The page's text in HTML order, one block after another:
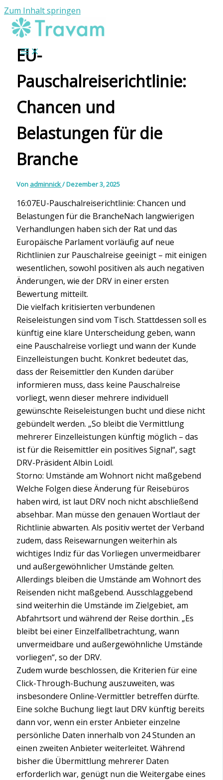
Zum Inhalt springen
EU-
Pauschalreiserichtlinie:
Chancen und
Belastungen für die
Branche
Von adminnick/Dezember 3, 2025
16:07EU-Pauschalreiserichtlinie: Chancen und
Belastungen für die BrancheNach langwierigen
Verhandlungen haben sich der Rat und das
Europäische Parlament vorläufig auf neue
Richtlinien zur Pauschalreise geeinigt – mit einigen
wesentlichen, sowohl positiven als auch negativen
Änderungen, wie der DRV in einer ersten
Bewertung mitteilt.
Die vielfach kritisierten verbundenen
Reiseleistungen sind vom Tisch. Stattdessen soll es
künftig eine klare Unterscheidung geben, wann
eine Pauschalreise vorliegt und wann der Kunde
Einzelleistungen bucht. Konkret bedeutet das,
dass der Reisemittler den Kunden darüber
informieren muss, dass keine Pauschalreise
vorliegt, wenn dieser mehrere individuell
gewünschte Reiseleistungen bucht und diese nicht
gebündelt werden. „So bleibt die Vermittlung
mehrerer Einzelleistungen künftig möglich – das
ist für die Reisemittler ein positives Signal“, sagt
DRV-Präsident Albin Loidl.
Storno: Umstände am Wohnort nicht maßgebend
Welche Folgen diese Änderung für Reisebüros
haben wird, ist laut DRV noch nicht abschließend
absehbar. Man müsse den genauen Wortlaut der
Richtlinie abwarten. Als positiv wertet der Verband
zudem, dass Reisewarnungen weiterhin als
wichtiges Indiz für das Vorliegen unvermeidbarer
und außergewöhnlicher Umstände gelten.
Allerdings bleiben die Umstände am Wohnort des
Reisenden nicht maßgebend. Ausschlaggebend
sind weiterhin die Umstände im Zielgebiet, am
Abfahrtsort und während der Reise dorthin. „Es
bleibt bei einer Einzelfallbetrachtung, wann
unvermeidbare und außergewöhnliche Umstände
vorliegen“, so der DRV.
Zudem wurde beschlossen, die Kriterien für eine
Click-Through-Buchung auszuweiten, was
insbesondere Online-Vermittler betreffen dürfte.
Eine solche Buchung liegt laut DRV künftig bereits
dann vor, wenn ein erster Anbieter einzelne
persönliche Daten innerhalb von 24 Stunden an
einen zweiten Anbieter weiterleitet. Während
bisher die Übermittlung mehrerer Daten
erforderlich war, genügt nun die Weitergabe eines